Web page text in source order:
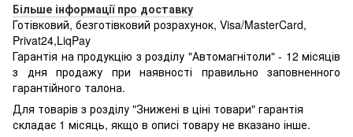
Більше інформації про доставку
Готівковий, безготівковий розрахунок, Visa/MasterCard,
Privat24,LiqPay
Гарантія на продукцію з розділу "Автомагнітоли" - 12 місяців
з дня продажу при наявності правильно заповненного
гарантійного талона.
Для товарів з розділу "Знижені в ціні товари" гарантія
складає 1 місяць, якщо в описі товару не вказано інше.